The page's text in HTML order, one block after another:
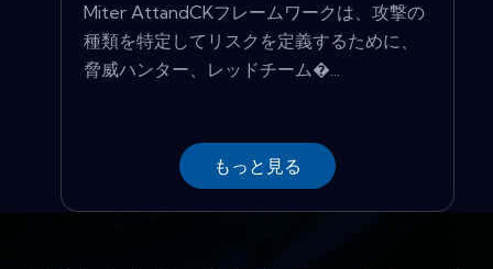
Miter AttandCKフレームワークは、攻撃の
種類を特定してリスクを定義するために、
脅威ハンター、レッドチーム�...
もっと見る